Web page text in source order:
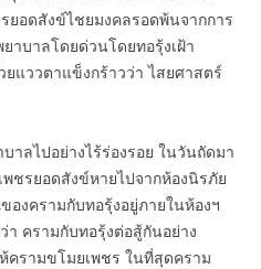
ยอดสังข์ไชยมงคลรอดพ้นจากการ
าบาลโดยด่วนโดยทอรุ้งเฝ้า
แววตาแข็งกร้าวว่า ไสยศาสตร์
าลไปอย่างไร้ร่องรอย ในวันถัดมา
ชรยอดสังข์หายไปจากห้องนิรภัย
งครามกับทอรุ้งอยู่ภายในห้องฯ
ครามกับทอรุ้งต่อสู้กันอย่าง
ครามขโมยเพชร ในที่สุดคราม